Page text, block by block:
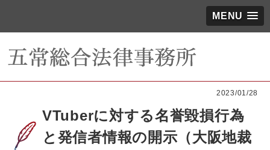
MENU
2023/01/28
VTuberに対する名誉毀損行為
と発信者情報の開示（大阪地裁